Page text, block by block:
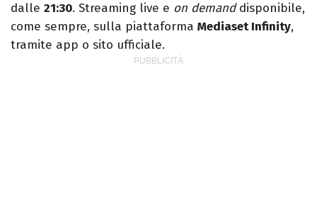
dalle 21:30. Streaming live e on demanddisponibile,
come sempre, sulla piattaforma Mediaset Infinity,
tramite app o sito ufficiale.